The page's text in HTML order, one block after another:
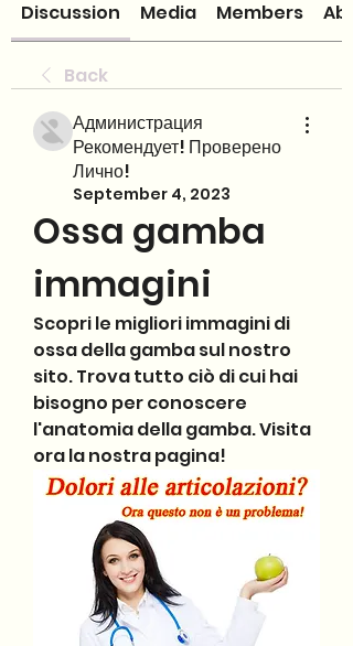
Discussion Media Members
Back
Администрация
Рекомендует! Проверено
Лично!
September 4, 2023
Ossa gamba
immagini
Scopri le migliori immagini di
ossa della gamba sul nostro
sito. Trova tutto ciò di cui hai
bisogno per conoscere
l'anatomia della gamba. Visita
ora la nostra pagina!